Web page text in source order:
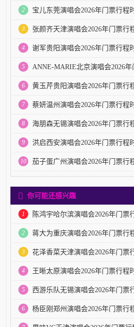
2 宝儿东莞演唱会2026年门票行程
3 张颜齐天津演唱会2026年门票行
4 谢军贵阳演唱会2026年门票行程
5 ANNE-MARIE北京演唱会2026
6 黄玉芹贵阳演唱会2026年门票行
7 蔡妍温州演唱会2026年门票行程
8 海朋森无锡演唱会2026年门票行
9 洪启西安演唱会2026年门票行程
10 茄子蛋广州演唱会2026年门票行
你可能还感兴趣
1 陈鸿宇哈尔滨演唱会2026年门票
2 蒋大为重庆演唱会2026年门票行
3 花泽香菜天津演唱会2026年门票
4 王晰太原演唱会2026年门票行程
5 西游乐队无锡演唱会2026年门票
6 杨臣刚郑州演唱会2026年门票行